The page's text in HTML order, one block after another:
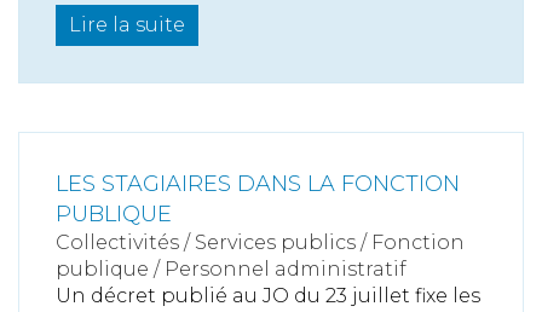
Lire la suite
LES STAGIAIRES DANS LA FONCTION
PUBLIQUE
Collectivités / Services publics / Fonction
publique / Personnel administratif
Un décret publié au JO du 23 juillet fixe les